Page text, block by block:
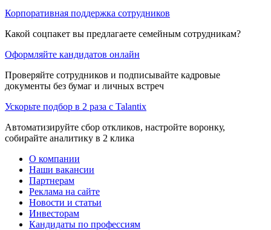
Корпоративная поддержка сотрудников
Какой соцпакет вы предлагаете семейным сотрудникам?
Оформляйте кандидатов онлайн
Проверяйте сотрудников и подписывайте кадровые
документы без бумаг и личных встреч
Ускорьте подбор в 2 раза с Talantix
Автоматизируйте сбор откликов, настройте воронку,
собирайте аналитику в 2 клика
О компании
Наши вакансии
Партнерам
Реклама на сайте
Новости и статьи
Инвесторам
Кандидаты по профессиям